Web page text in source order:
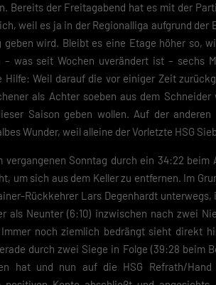
Bereits der Freitagabend hat es mit der
weil es ja in der Regionalliga aufgrund
wird. Bleibt es eine Etage höher so,
– was seit Wochen uverändert ist – sechs
Hilfe: Weil darauf die vor einiger Zeit
als Achter soeben aus dem
Saison geben wollen. Auf der
Wunder, weil alleine der Vorletzte HSG
Sonntag durch ein 34:22
um sich aus dem Keller zu entfernen. Im
Rückkehrer Lars Degenhardt
als Neunter (6:10) inzwischen nach zwei
noch ziemlich bedrängt sieht direkt
durch zwei Siege in Folge (39:28 beim
hat und nun auf die HSG Refrath/